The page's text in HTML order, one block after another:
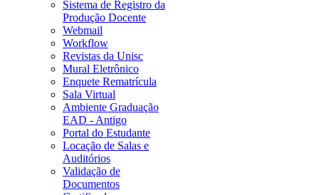
Sistema de Registro da
Produção Docente
Webmail
Workflow
Revistas da Unisc
Mural Eletrônico
Enquete Rematrícula
Sala Virtual
Ambiente Graduação
EAD - Antigo
Portal do Estudante
Locação de Salas e
Auditórios
Validação de
Documentos